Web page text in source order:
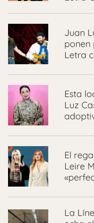
Juan
ponen
Letra
Esta
Luz
El
Leire
La